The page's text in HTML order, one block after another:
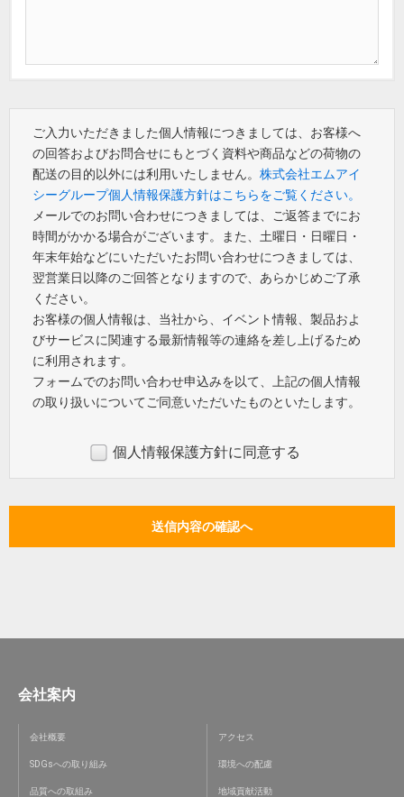
ご入力いただきました個人情報につきましては、お客様へ
の回答およびお問合せにもとづく資料や商品などの荷物の
配送の目的以外には利用いたしません。 株式会社エムアイ
シーグループ個人情報保護方針はこちらをご覧ください。
メールでのお問い合わせにつきましては、ご返答までにお
時間がかかる場合がございます。また、土曜日・日曜日・
年末年始などにいただいたお問い合わせにつきましては、
翌営業日以降のご回答となりますので、あらかじめご了承
ください。
お客様の個人情報は、当社から、イベント情報、製品およ
びサービスに関連する最新情報等の連絡を差し上げるため
に利用されます。
フォームでのお問い合わせ申込みを以て、上記の個人情報
の取り扱いについてご同意いただいたものといたします。
個人情報保護方針に同意する
会社案内
会社概要 アクセス
SDGsへの取り組み 環境への配慮
品質への取組み 地域貢献活動